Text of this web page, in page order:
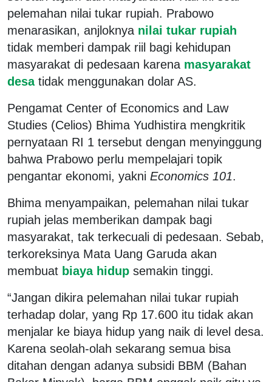
pelemahan nilai tukar rupiah. Prabowo
menarasikan, anjloknya nilai tukar rupiah
tidak memberi dampak riil bagi kehidupan
masyarakat di pedesaan karena masyarakat
desa tidak menggunakan dolar AS.
Pengamat Center of Economics and Law
Studies (Celios) Bhima Yudhistira mengkritik
pernyataan RI 1 tersebut dengan menyinggung
bahwa Prabowo perlu mempelajari topik
pengantar ekonomi, yakni Economics 101.
Bhima menyampaikan, pelemahan nilai tukar
rupiah jelas memberikan dampak bagi
masyarakat, tak terkecuali di pedesaan. Sebab,
terkoreksinya Mata Uang Garuda akan
membuat biaya hidup semakin tinggi.
“Jangan dikira pelemahan nilai tukar rupiah
terhadap dolar, yang Rp 17.600 itu tidak akan
menjalar ke biaya hidup yang naik di level desa.
Karena seolah-olah sekarang semua bisa
ditahan dengan adanya subsidi BBM (Bahan